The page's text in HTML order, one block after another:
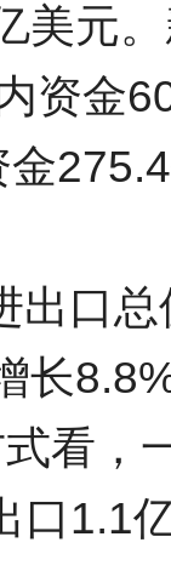
美元
资金
金
出口
长
看，
口1.1